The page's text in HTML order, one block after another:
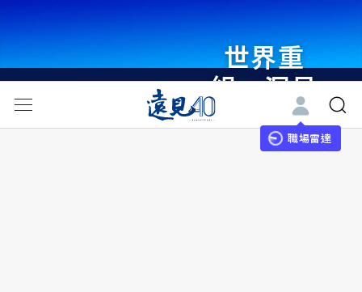
世界重
組・洞見
未來 與
世界領袖
職場雷達